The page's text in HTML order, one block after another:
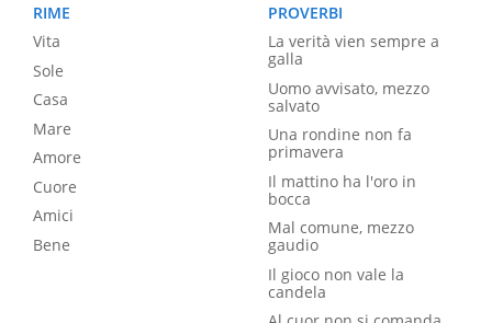
RIME
Vita
Sole
Casa
Mare
Amore
Cuore
Amici
Bene
PROVERBI
La verità vien sempre a
galla
Uomo avvisato, mezzo
salvato
Una rondine non fa
primavera
Il mattino ha l'oro in
bocca
Mal comune, mezzo
gaudio
Il gioco non vale la
candela